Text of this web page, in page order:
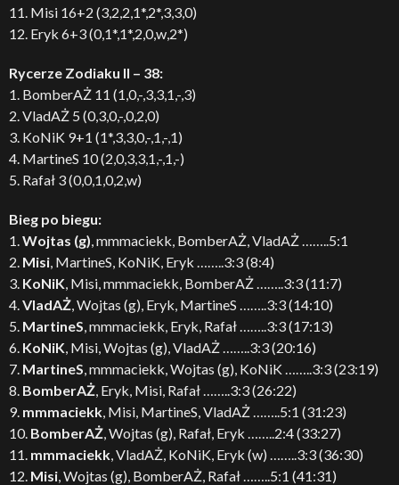
11. Misi 16+2 (3,2,2,1*,2*,3,3,0)
12. Eryk 6+3 (0,1*,1*,2,0,w,2*)
Rycerze Zodiaku II – 38:
1. BomberAŻ 11 (1,0,-,3,3,1,-,3)
2. VladAŻ 5 (0,3,0,-,0,2,0)
3. KoNiK 9+1 (1*,3,3,0,-,1,-,1)
4. MartineS 10 (2,0,3,3,1,-,1,-)
5. Rafał 3 (0,0,1,0,2,w)
Bieg po biegu:
1.Wojtas (g), mmmaciekk, BomberAŻ, VladAŻ ……..5:1
2. Misi, MartineS, KoNiK, Eryk ……..3:3 (8:4)
3. KoNiK, Misi, mmmaciekk, BomberAŻ ……..3:3 (11:7)
4.VladAŻ, Wojtas (g), Eryk, MartineS ……..3:3 (14:10)
5. MartineS, mmmaciekk, Eryk, Rafał ……..3:3 (17:13)
6. KoNiK, Misi, Wojtas (g), VladAŻ ……..3:3 (20:16)
7. MartineS, mmmaciekk, Wojtas (g), KoNiK ……..3:3 (23:19)
8. BomberAŻ, Eryk, Misi, Rafał ……..3:3 (26:22)
9. mmmaciekk, Misi, MartineS, VladAŻ ……..5:1 (31:23)
10. BomberAŻ, Wojtas (g), Rafał, Eryk ……..2:4 (33:27)
11. mmmaciekk, VladAŻ, KoNiK, Eryk (w) ……..3:3 (36:30)
12. Misi, Wojtas (g), BomberAŻ, Rafał ……..5:1 (41:31)